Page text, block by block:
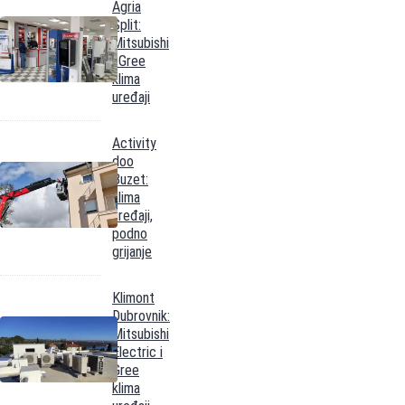
Agria
Split:
Mitsubishi
i Gree
klima
uređaji
Activity
doo
Buzet:
klima
uređaji,
podno
grijanje
Klimont
Dubrovnik:
Mitsubishi
Electric i
Gree
klima